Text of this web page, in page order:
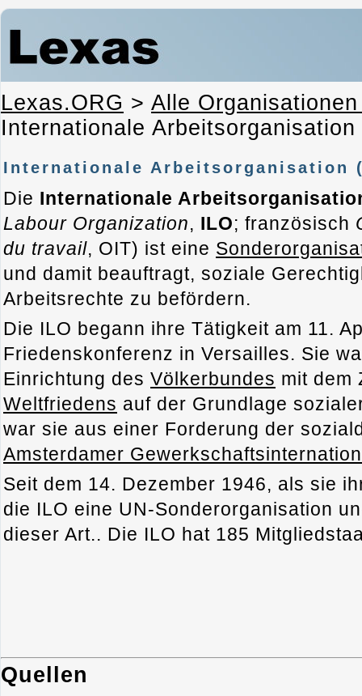
Lexas.ORG > Alle
Internationale Arbeitsorganisation
Internationale Arbeitsorganisation
Die Internationale
Labour Organization, ILO; französisch
du travail, OIT) ist eine
und damit beauftragt, soziale
Arbeitsrechte zu befördern.
Die ILO begann ihre Tätigkeit am 11.
Friedenskonferenz in Versailles. Sie
Einrichtung des Völkerbundes mit dem
Weltfriedens auf der Grundlage
war sie aus einer Forderung der
Amsterdamer
Seit dem 14. Dezember 1946, als sie
die ILO eine UN-Sonderorganisation
dieser Art.. Die ILO hat 185
Quellen